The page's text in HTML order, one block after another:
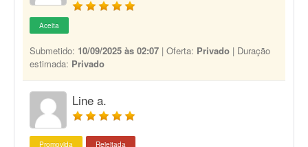
Aceita
Submetido: 10/09/2025 às 02:07 | Oferta: Privado | Duração
estimada: Privado
Line a.
Promovida Rejeitada